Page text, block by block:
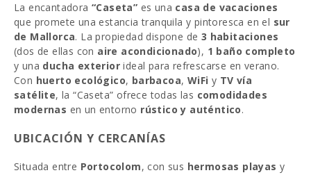
La encantadora “Caseta” es una casa de vacaciones
que promete una estancia tranquila y pintoresca en el sur
de Mallorca. La propiedad dispone de 3 habitaciones
(dos de ellas con aire acondicionado), 1 baño completo
y una ducha exterior ideal para refrescarse en verano.
Con huerto ecológico, barbacoa, WiFi y TV vía
satélite, la “Caseta” ofrece todas las comodidades
modernas en un entorno rústico y auténtico.
UBICACIÓN Y CERCANÍAS
Situada entre Portocolom, con sus hermosas playas y